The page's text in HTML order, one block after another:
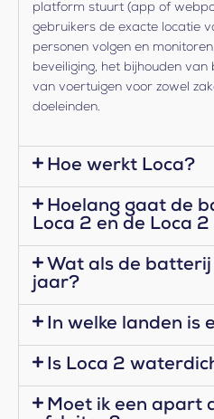
platform stuurt (app of
gebruikers de exacte locatie
personen volgen en
beveiliging, het bijhouden van
van voertuigen voor zowel
doeleinden.
Hoe werkt Loca?
Hoelang gaat de
Loca 2 en de Loca 2
Wat als de batterij
jaar?
In welke landen is
Is Loca 2
Moet ik een apart